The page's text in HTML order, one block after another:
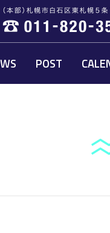
POST